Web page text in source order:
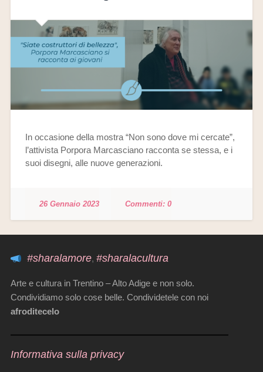
In occasione della mostra “Non sono dove mi cercate”,
l’attivista Porpora Marcasciano racconta se stessa, e i
suoi disegni, alle nuove generazioni.
26 Gennaio 2023 0
#sharalamore, #sharalacultura
Arte e cultura in Trentino – Alto Adige e non solo.
Condividiamo solo cose belle. Condividetele con noi
afroditecelo
Informativa sulla privacy